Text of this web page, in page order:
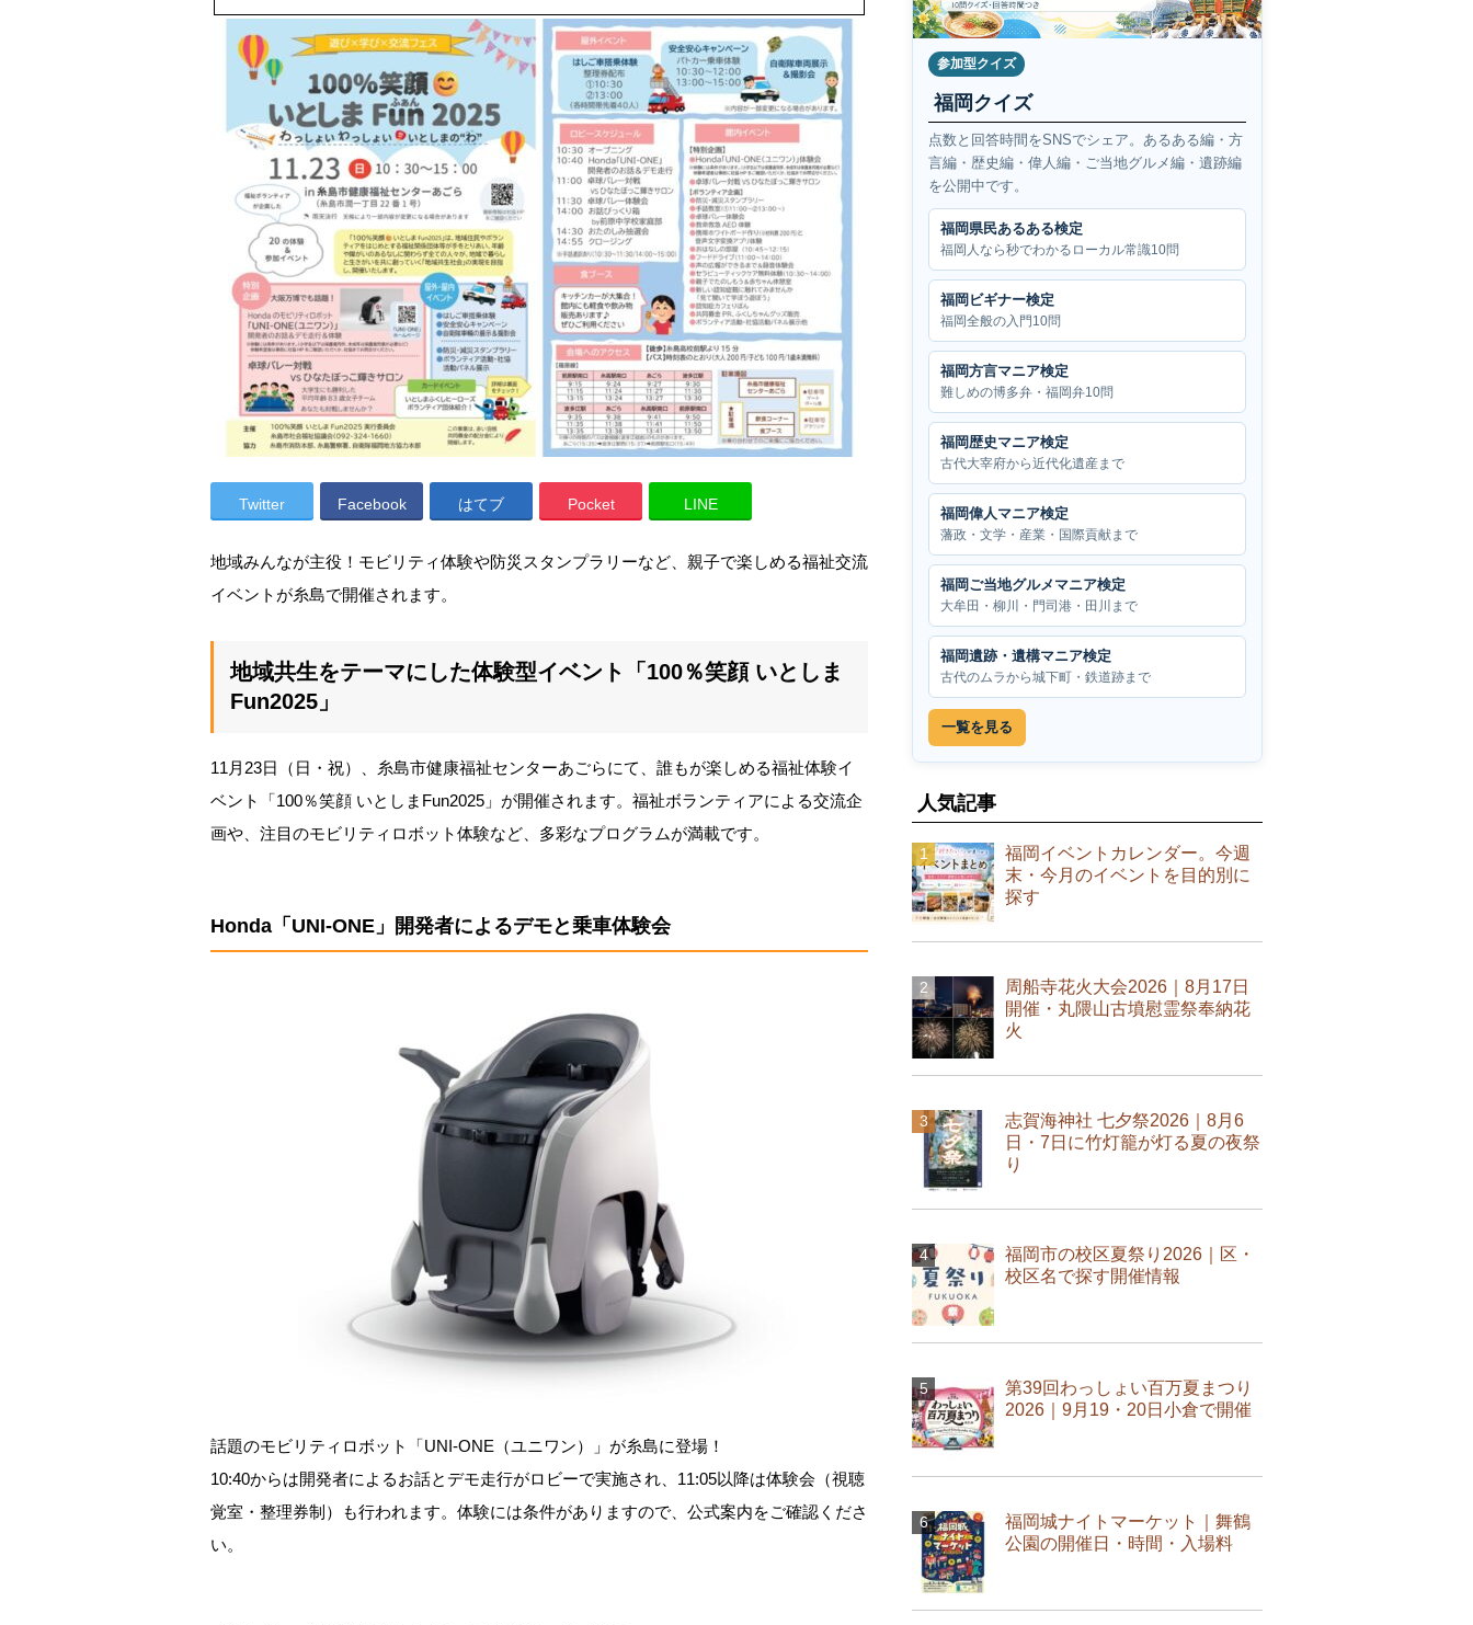
Twitter Facebook はてブ Pocket LINE
地域みんなが主役！モビリティ体験や防災スタンプラリーなど、親子で楽しめる福祉交流
イベントが糸島で開催されます。
地域共生をテーマにした体験型イベント「100％笑顔 いとしま
Fun2025」
11月23日（日・祝）、糸島市健康福祉センターあごらにて、誰もが楽しめる福祉体験イ
ベント「100％笑顔 いとしまFun2025」が開催されます。福祉ボランティアによる交流企
画や、注目のモビリティロボット体験など、多彩なプログラムが満載です。
Honda「UNI-ONE」開発者によるデモと乗車体験会
話題のモビリティロボット「UNI-ONE（ユニワン）」が糸島に登場！
10:40からは開発者によるお話とデモ走行がロビーで実施され、11:05以降は体験会（視聴
覚室・整理券制）も行われます。体験には条件がありますので、公式案内をご確認くださ
い。
参加型クイズ
福岡クイズ
点数と回答時間をSNSでシェア。あるある編・方
言編・歴史編・偉人編・ご当地グルメ編・遺跡編
を公開中です。
福岡県民あるある検定
福岡人なら秒でわかるローカル常識10問
福岡ビギナー検定
福岡全般の入門10問
福岡方言マニア検定
難しめの博多弁・福岡弁10問
福岡歴史マニア検定
古代大宰府から近代化遺産まで
福岡偉人マニア検定
藩政・文学・産業・国際貢献まで
福岡ご当地グルメマニア検定
大牟田・柳川・門司港・田川まで
福岡遺跡・遺構マニア検定
古代のムラから城下町・鉄道跡まで
一覧を見る
人気記事
福岡イベントカレンダー。今週
末・今月のイベントを目的別に
探す
周船寺花火大会2026｜8月17日
開催・丸隈山古墳慰霊祭奉納花
火
志賀海神社 七夕祭2026｜8月6
日・7日に竹灯籠が灯る夏の夜祭
り
福岡市の校区夏祭り2026｜区・
校区名で探す開催情報
第39回わっしょい百万夏まつり
2026｜9月19・20日小倉で開催
福岡城ナイトマーケット｜舞鶴
公園の開催日・時間・入場料